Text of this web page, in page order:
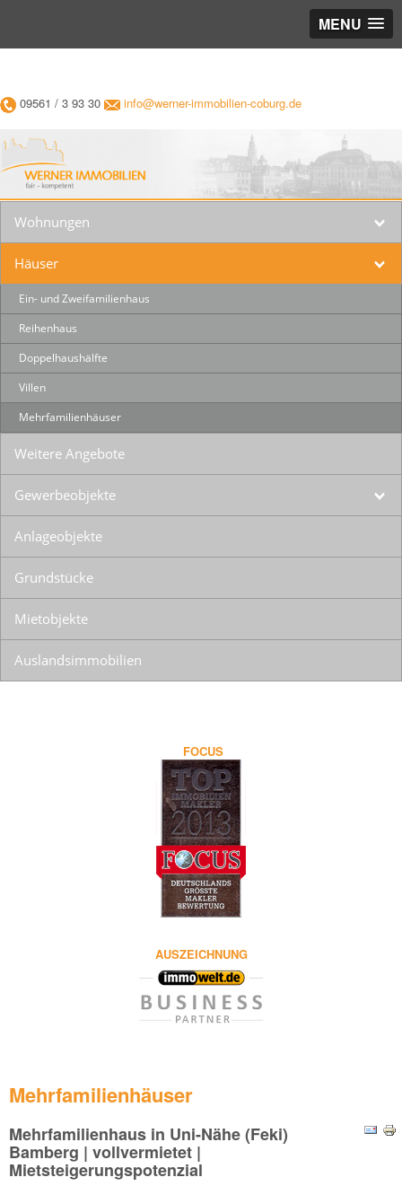
MENU
09561 / 3 93 30 info@werner-immobilien-coburg.de
Wohnungen
Häuser
Ein- und Zweifamilienhaus
Reihenhaus
Doppelhaushälfte
Villen
Mehrfamilienhäuser
Weitere Angebote
Gewerbeobjekte
Anlageobjekte
Grundstücke
Mietobjekte
Auslandsimmobilien
FOCUS
AUSZEICHNUNG
Mehrfamilienhäuser
Mehrfamilienhaus in Uni-Nähe (Feki)
Bamberg | vollvermietet |
Mietsteigerungspotenzial